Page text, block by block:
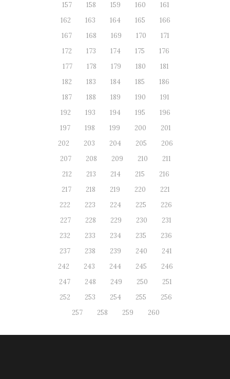
157
158 159 160
161
162
163 164 165
166
167
168 169 170
171
172
173 174 175
176
177
178 179 180
181
182
183 184 185
186
187
188 189 190
191
192
193 194 195
196
197
198 199 200
201
202
203 204 205
206
207
208 209 210
211
212
213 214 215
216
217
218 219 220
221
222
223 224 225
226
227
228 229 230
231
232
233 234 235
236
237
238 239 240
241
242
243 244 245
246
247
248 249 250
251
252
253 254 255
256
257
258 259 260